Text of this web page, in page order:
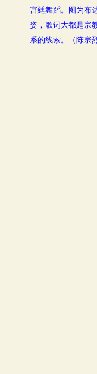
宫廷舞蹈。图为布
姿，歌词大都是宗
系的线索。（陈宗